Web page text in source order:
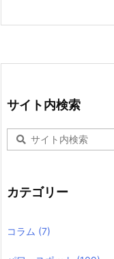
サイト内検索
カテゴリー
コラム (7)